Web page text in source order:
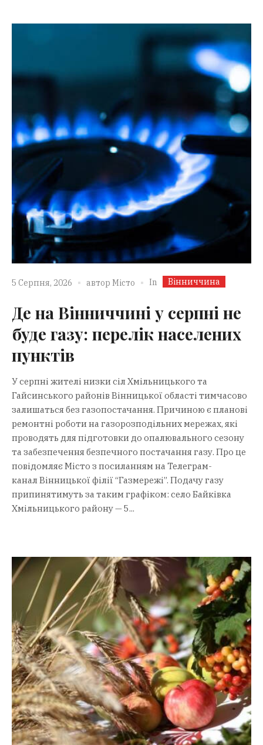
5 Серпня, 2026 автор Місто In Вінниччина
Де на Вінниччині у серпні не
буде газу: перелік населених
пунктів
У серпні жителі низки сіл Хмільницького та
Гайсинського районів Вінницької області тимчасово
залишаться без газопостачання. Причиною є планові
ремонтні роботи на газорозподільних мережах, які
проводять для підготовки до опалювального сезону
та забезпечення безпечного постачання газу. Про це
повідомляє Місто з посиланням на Телеграм-
канал Вінницької філії “Газмережі”. Подачу газу
припинятимуть за таким графіком: село Байківка
Хмільницького району — 5...